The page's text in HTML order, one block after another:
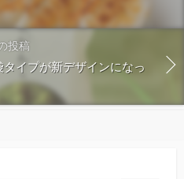
投稿
タイプが新デザインになっ